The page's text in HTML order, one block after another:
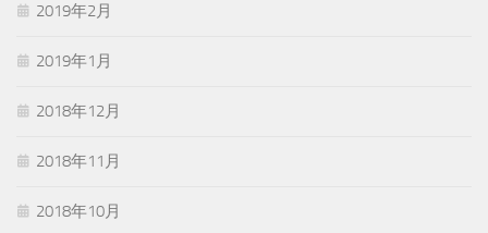
2019年2月
2019年1月
2018年12月
2018年11月
2018年10月